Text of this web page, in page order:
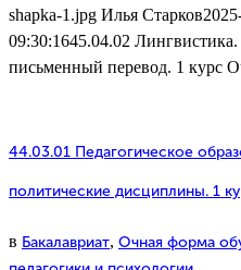
shapka-1.jpg Илья Старков
09:30:1645.04.02
письменный перевод. 1 курс
44.03.01 Педагогическое
политические дисциплины. 1
в Бакалавриат, Очная форма